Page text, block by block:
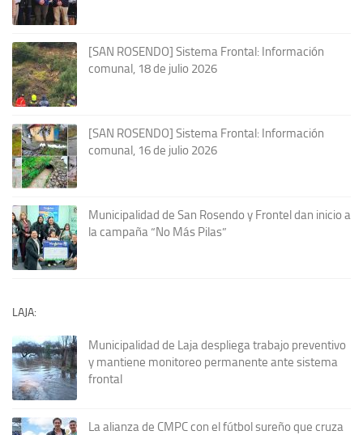
[SAN ROSENDO] Sistema Frontal: Información
comunal, 18 de julio 2026
[SAN ROSENDO] Sistema Frontal: Información
comunal, 16 de julio 2026
Municipalidad de San Rosendo y Frontel dan inicio a
la campaña “No Más Pilas”
LAJA:
Municipalidad de Laja despliega trabajo preventivo
y mantiene monitoreo permanente ante sistema
frontal
La alianza de CMPC con el fútbol sureño que cruza